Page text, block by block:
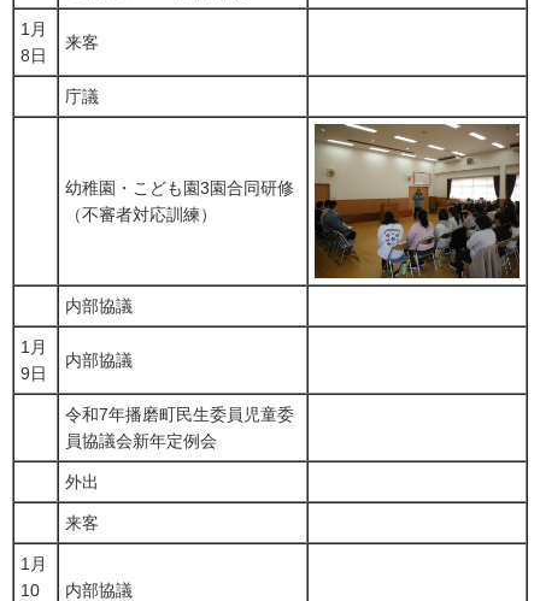
1月
8日
来客
庁議
幼稚園・こども園3園合同研修
（不審者対応訓練）
内部協議
1月
9日
内部協議
令和7年播磨町民生委員児童委
員協議会新年定例会
外出
来客
1月
10
内部協議